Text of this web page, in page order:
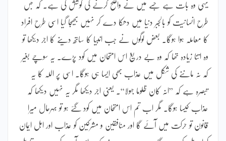
یہی وہ بات ہے جسے میں نے واضح کرنے کی کوشش کی ہے۔ کہ جس
طرح انسانیت کو بالجبر دنیا میں دھکا دے کر نہیں بھیجا گیا اسی طرح افراد
کا معاملہ ہوا ہوگا۔ بعض لوگوں نے جب انبیا کا ساتھ دینے کا اجر دیکھا تو
وہ اتنا زیادہ تھا کہ وہ بے دریغ اس امتحان میں کود پڑے۔ یہ سوچے بغیر
کہ نہ ماننے کی شکل میں عذاب بھی ایسا ہی ہوگا۔ اسی پر اللہ کا یہ
تبصرہ ہے کہ ”انہ کان ظلوما جہولا“۔ یعنی اجر دیکھا مگر یہ نہیں دیکھا کہ
عذاب کیسا ہوگا۔ مگر اب تم اس امتحان میں کود گئے ہو تو بہرحال میرا
قانون تو حرکت میں آئے گا اور منافقین و مشرکین کو عذاب اور اہل ایمان